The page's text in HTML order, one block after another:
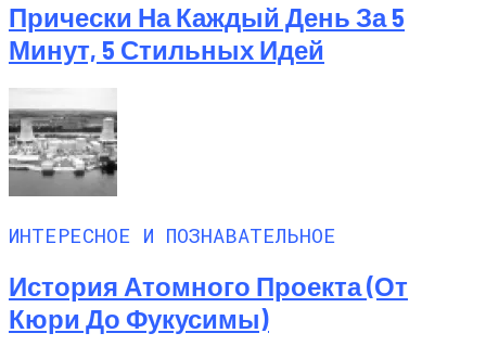
Прически На Каждый День За 5
Минут, 5 Стильных Идей
ИНТЕРЕСНОЕ И ПОЗНАВАТЕЛЬНОЕ
История Атомного Проекта (от
Кюри До Фукусимы)